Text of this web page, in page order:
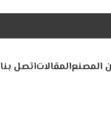
المصنعالمقالاتاتصل بنا